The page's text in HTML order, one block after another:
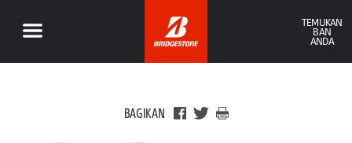
TEMUKAN
BAN
ANDA
BAGIKAN